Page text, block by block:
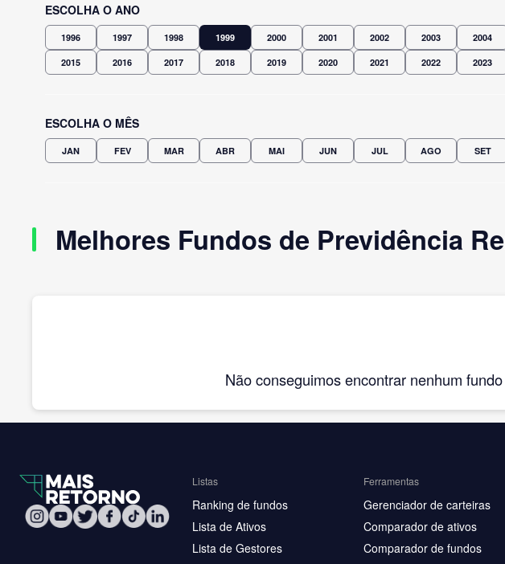
ESCOLHA O ANO
1996 1997 1998 1999 2000 2001 2002 2003 2004
2015 2016 2017 2018 2019 2020 2021 2022 2023
ESCOLHA O MÊS
JAN FEV MAR ABR MAI JUN JUL AGO SET
Melhores Fundos de Previdência
Não conseguimos encontrar nenhum
Listas
Ranking de fundos
Lista de Ativos
Lista de Gestores
Ferramentas
Gerenciador de carteiras
Comparador de ativos
Comparador de fundos